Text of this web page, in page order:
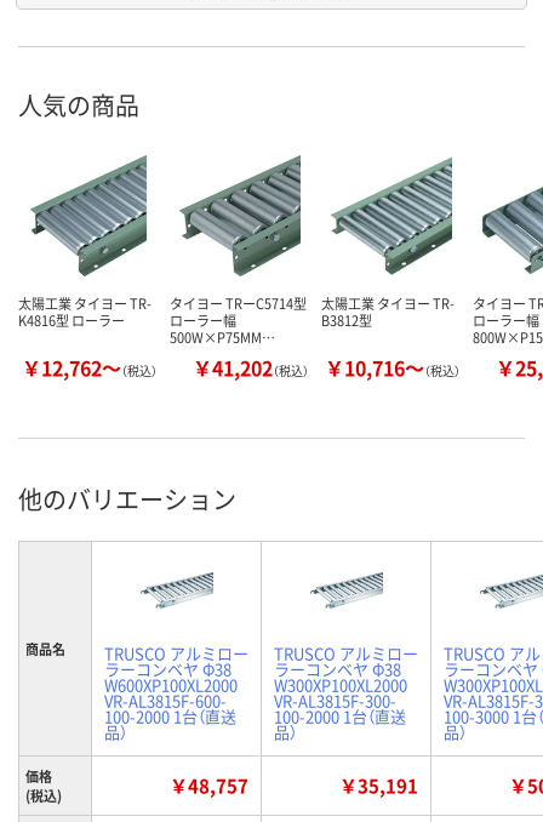
人気の商品
太陽工業 タイヨー TR-
K4816型 ローラー
￥12,762～（税込）
タイヨー TRーC5714型
ローラー幅
500W×P75MM…
￥41,202（税込）
太陽工業 タイヨー TR-
B3812型
￥10,716～（税込）
タイヨー
ローラー幅
￥
他のバリエーション
商品名 TRUSCO アルミロー
ラーコンベヤ Φ38
W600XP100XL2000
VR-AL3815F-600-
100-2000 1台（直送
品）
TRUSCO アルミロー
ラーコンベヤ Φ38
W300XP100XL2000
VR-AL3815F-300-
100-2000 1台（直送
品）
TRUSCO ア
ラーコンベ
VR-AL3815F-
100-3000 1台
品）
価格
(税込)
￥48,757 ￥35,191 ￥